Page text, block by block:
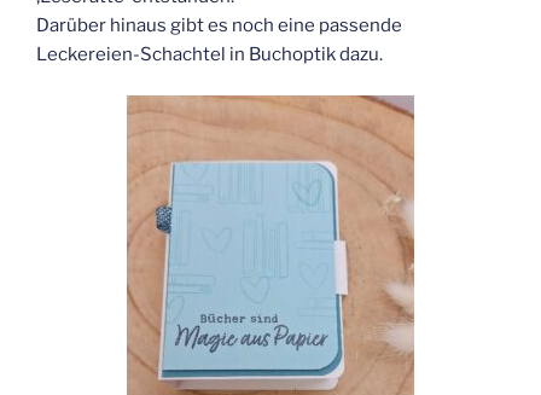
Darüber hinaus gibt es noch eine passende
Leckereien-Schachtel in Buchoptik dazu.